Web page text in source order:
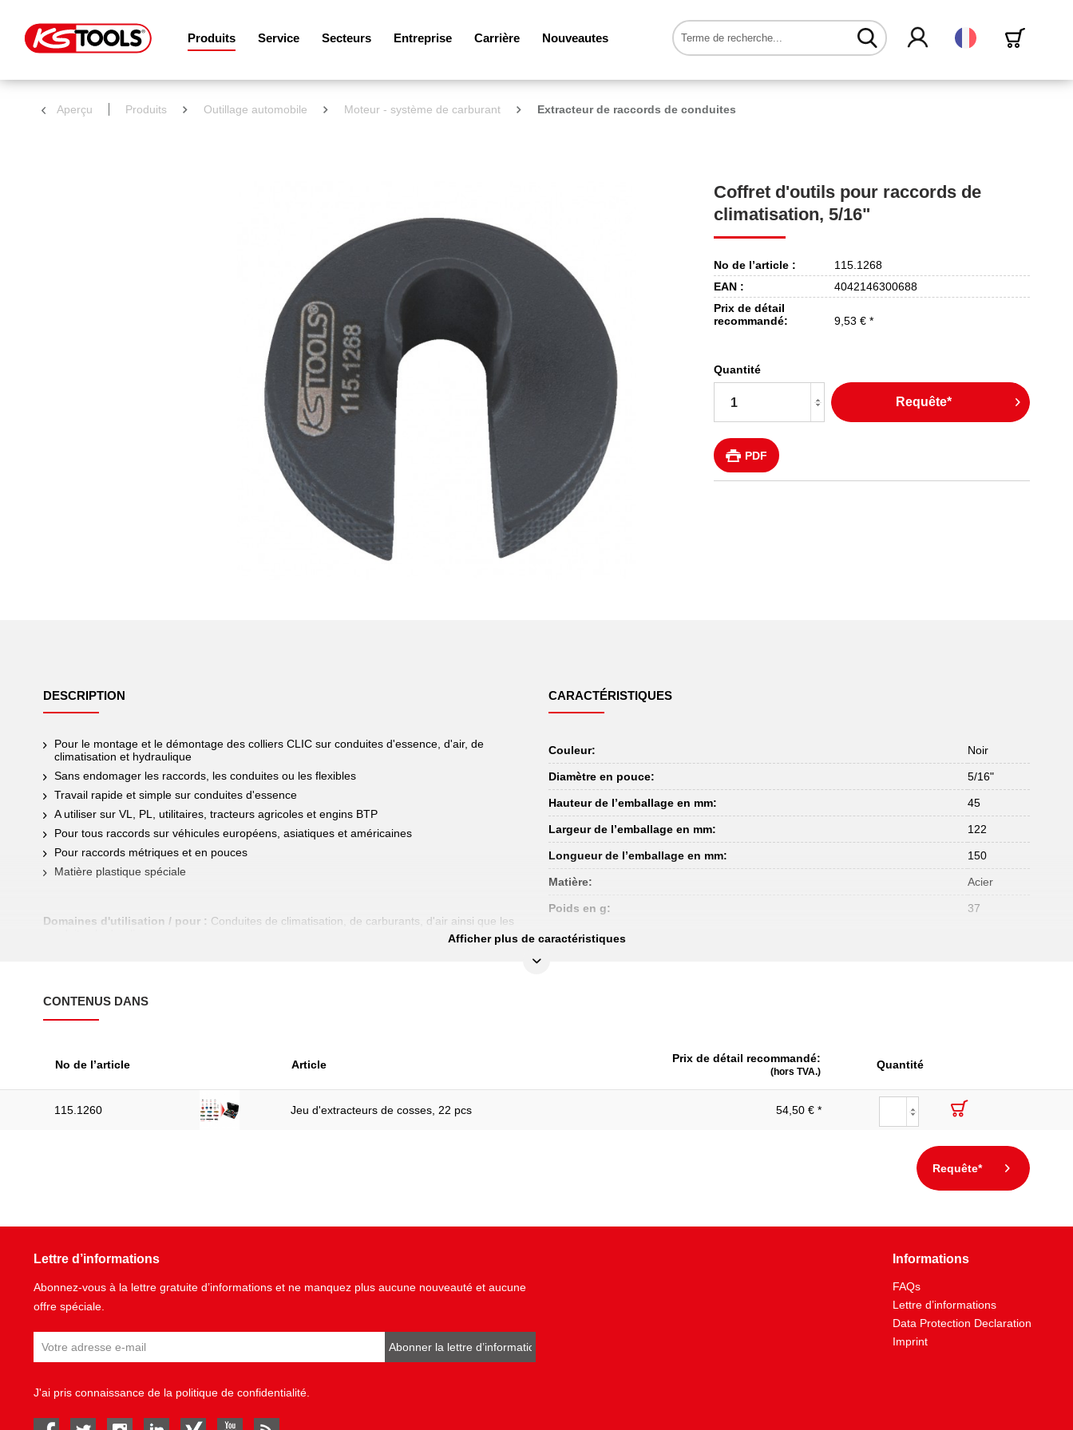
Produits Service Secteurs Entreprise Carrière Nouveautes Français
Aperçu Produits Outillage automobile Moteur - système de carburant Extracteur de raccords de conduites
Coffret d'outils pour raccords de
climatisation, 5/16"
No de l’article :
115.1268
EAN :
4042146300688
Prix de détail
recommandé:
9,53 € *
Quantité
Requête*
PDF
DESCRIPTION
Pour le montage et le démontage des colliers CLIC sur conduites d'essence, d'air, de
climatisation et hydraulique
Sans endomager les raccords, les conduites ou les flexibles
Travail rapide et simple sur conduites d'essence
A utiliser sur VL, PL, utilitaires, tracteurs agricoles et engins BTP
Pour tous raccords sur véhicules européens, asiatiques et américaines
Pour raccords métriques et en pouces
Matière plastique spéciale
Domaines d'utilisation / pour : Conduites de climatisation, de carburants, d'air ainsi que les
CARACTÉRISTIQUES
Couleur: Noir
Diamètre en pouce: 5/16"
Hauteur de l’emballage en mm: 45
Largeur de l’emballage en mm: 122
Longueur de l’emballage en mm: 150
Matière: Acier
Poids en g: 37
Afficher plus de caractéristiques
CONTENUS DANS
No de l’article Article Prix de détail recommandé:
(hors TVA.)
Quantité
115.1260 Jeu d'extracteurs de cosses, 22 pcs 54,50 € *
Requête*
Lettre d’informations
Abonnez-vous à la lettre gratuite d’informations et ne manquez plus aucune nouveauté et aucune
offre spéciale.
Abonner la lettre d’informations
J'ai pris connaissance de la politique de confidentialité
facebook twitter instagramlinked in Xing youtube
Informations
FAQs
Lettre d’informations
Data Protection Declaration
Imprint